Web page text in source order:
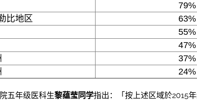
79%
比地区
63%
55%
47%
37%
24%
五年级医科生黎蕴莹同学指出：「按上述区域於2015